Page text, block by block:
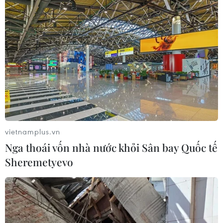
Theo dõi VietnamPlus
XÓA NHÀ TẠM, NHÀ DỘT NÁT
Mái ấm mới cho con của người có công, bị
nhiễm chất độc hóa học ở Đà Nẵng
Cà Mau: Hoàn thành trên 1.000 căn nhà cho
người khó khăn trước Quốc khánh
Khẩn trương xóa nhà tạm cho con đẻ người
hoạt động kháng chiến nhiễm chất độc hóa học
Mái ấm mới cho các gia đình có người bị nhiễm
chất độc hóa học ở Lào Cai
vietnamplus.vn
Nga thoái vốn nhà nước khỏi Sân bay Quốc tế
Sheremetyevo